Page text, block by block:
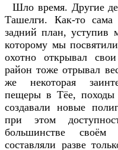
Шло время. Другие
Ташелги. Как-то
задний план, уступив
которому мы
охотно открывал
район тоже отрывал
же некоторая
пещеры в Тёе, походы
создавали новые
при этом
большинстве своём
составляли разве